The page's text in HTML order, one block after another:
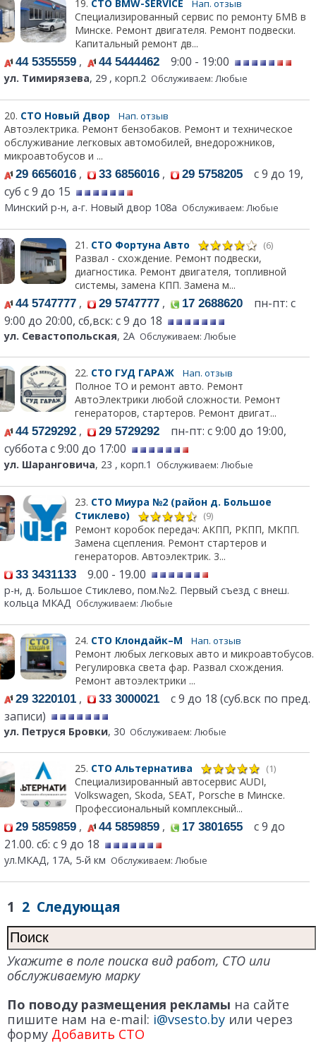
19. СТО BMW-SERVICE Нап. отзыв
Специализированный сервис по ремонту БМВ в
Минске. Ремонт двигателя. Ремонт подвески.
Капитальный ремонт дв...
44 5355559 , 44 5444462 9:00 - 19:00
ул. Тимирязева, 29 , корп.2 Обслуживаем: Любые
20. СТО Новый Двор Нап. отзыв
Автоэлектрика. Ремонт бензобаков. Ремонт и техническое
обслуживание легковых автомобилей, внедорожников,
микроавтобусов и ...
29 6656016 , 33 6856016 , 29 5758205 с 9 до 19,
суб с 9 до 15
Минский р-н, а-г. Новый двор 108а Обслуживаем: Любые
21. СТО Фортуна Авто (6)
Развал - схождение. Ремонт подвески,
диагностика. Ремонт двигателя, топливной
системы, замена КПП. Замена м...
44 5747777 , 29 5747777 , 17 2688620 пн-пт: с
9:00 до 20:00, сб,вск: с 9 до 18
ул. Севастопольская, 2А Обслуживаем: Любые
22. СТО ГУД ГАРАЖ Нап. отзыв
Полное ТО и ремонт авто. Ремонт
АвтоЭлектрики любой сложности. Ремонт
генераторов, стартеров. Ремонт двигат...
44 5729292 , 29 5729292 пн-пт: с 9:00 до 19:00,
суббота с 9:00 до 17:00
ул. Шаранговича, 23 , корп.1 Обслуживаем: Любые
23. СТО Миура №2 (район д. Большое
Стиклево)
(9)
Ремонт коробок передач: АКПП, РКПП, МКПП.
Замена сцепления. Ремонт стартеров и
генераторов. Автоэлектрик. 3...
33 3431133 9.00 - 19.00
р-н, д. Большое Стиклево, пом.№2. Первый съезд с внеш.
кольца МКАД Обслуживаем: Любые
24. СТО Клондайк–М Нап. отзыв
Ремонт любых легковых авто и микроавтобусов.
Регулировка света фар. Развал схождения.
Ремонт автоэлектрики ...
29 3220101 , 33 3000021 с 9 до 18 (суб.вск по пред.
записи)
ул. Петруся Бровки, 30 Обслуживаем: Любые
25. СТО Альтернатива (1)
Специализированный автосервис AUDI,
Volkswagen, Skoda, SEAT, Porsche в Минске.
Профессиональный комплекcный...
29 5859859 , 44 5859859 , 17 3801655 с 9 до
21.00. сб: с 9 до 18
ул.МКАД, 17А, 5-й км Обслуживаем: Любые
1 2 Следующая
Укажите в поле поиска вид работ, СТО или
обслуживаемую марку
По поводу размещения рекламы на сайте
пишите нам на e-mail: i@vsesto.by или через
форму Добавить СТО